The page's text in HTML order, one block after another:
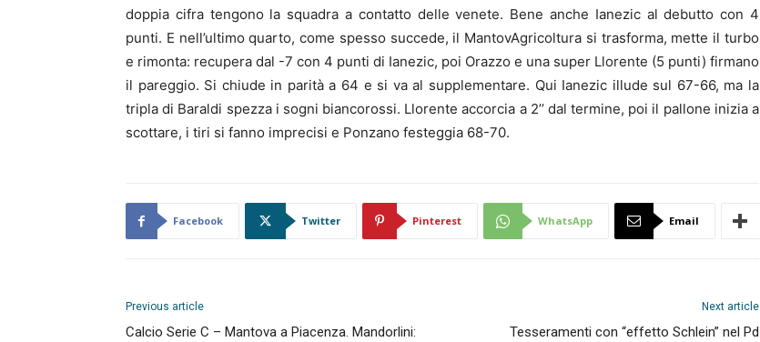
doppia cifra tengono la squadra a contatto delle venete. Bene anche Ianezic al debutto con 4
punti. E nell’ultimo quarto, come spesso succede, il MantovAgricoltura si trasforma, mette il turbo
e rimonta: recupera dal -7 con 4 punti di Ianezic, poi Orazzo e una super Llorente (5 punti) firmano
il pareggio. Si chiude in parità a 64 e si va al supplementare. Qui Ianezic illude sul 67-66, ma la
tripla di Baraldi spezza i sogni biancorossi. Llorente accorcia a 2’’ dal termine, poi il pallone inizia a
scottare, i tiri si fanno imprecisi e Ponzano festeggia 68-70.
Facebook Twitter Pinterest WhatsApp Email
Previous article
Calcio Serie C – Mantova a Piacenza. Mandorlini:
Next article
Tesseramenti con “effetto Schlein” nel Pd